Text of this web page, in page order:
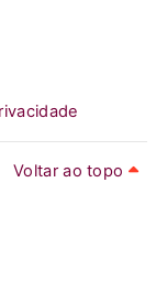
Voltar ao topo